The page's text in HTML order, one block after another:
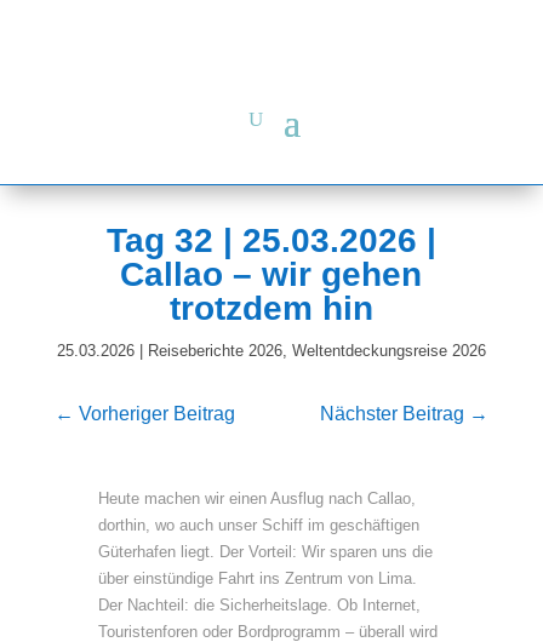
Tag 32 | 25.03.2026 |
Callao – wir gehen
trotzdem hin
25.03.2026| Reiseberichte 2026, Weltentdeckungsreise 2026
← Vorheriger Beitrag Nächster Beitrag →
Heute machen wir einen Ausflug nach Callao,
dorthin, wo auch unser Schiff im geschäftigen
Güterhafen liegt. Der Vorteil: Wir sparen uns die
über einstündige Fahrt ins Zentrum von Lima.
Der Nachteil: die Sicherheitslage. Ob Internet,
Touristenforen oder Bordprogramm – überall wird